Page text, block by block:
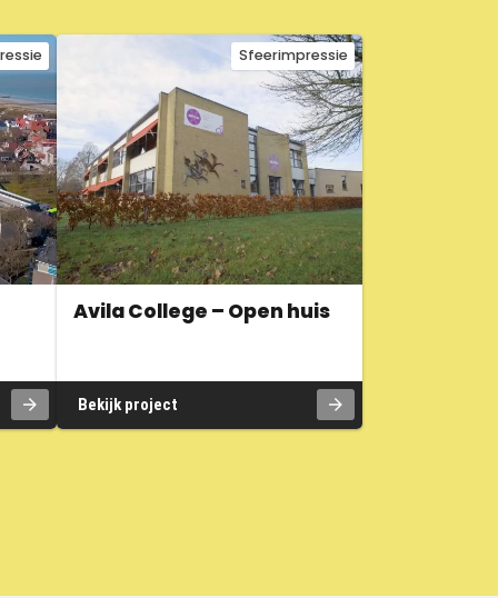
Sfeerimpressie
Avila College – Open huis
Bekijk project